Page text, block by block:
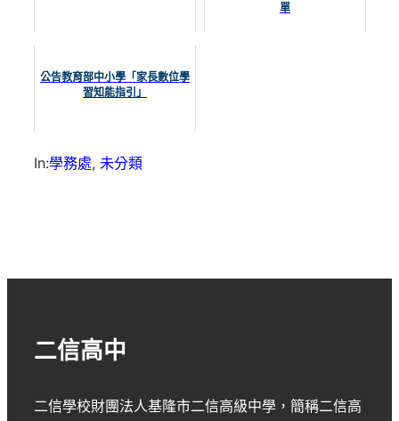
單
公告教育部中小學「家長數位學
習知能指引」
In:學務處, 未分類
二信高中
二信學校財團法人基隆市二信高級中學 ，簡稱二信高